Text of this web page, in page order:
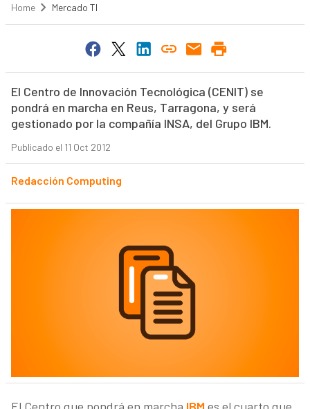
Home Mercado TI
El Centro de Innovación Tecnológica (CENIT) se
pondrá en marcha en Reus, Tarragona, y será
gestionado por la compañía INSA, del Grupo IBM.
Publicado el 11 Oct 2012
Redacción Computing